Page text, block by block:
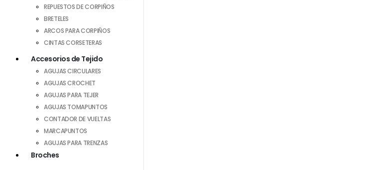
REPUESTOS DE CORPIÑOS
BRETELES
ARCOS PARA CORPIÑOS
CINTAS CORSETERAS
Accesorios de Tejido
AGUJAS CIRCULARES
AGUJAS CROCHET
AGUJAS PARA TEJER
AGUJAS TOMAPUNTOS
CONTADOR DE VUELTAS
MARCAPUNTOS
AGUJAS PARA TRENZAS
Broches